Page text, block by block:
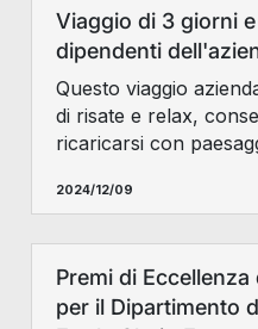
Viaggio di 3 giorni
dipendenti
Questo viaggio
di risate e relax,
ricaricarsi con
spirito di squadra.
2024/12/09
Premi di
per il Dipartimento